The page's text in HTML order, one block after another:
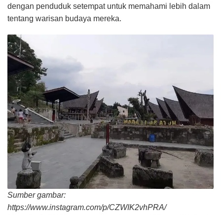
dengan penduduk setempat untuk memahami lebih dalam
tentang warisan budaya mereka.
Sumber gambar:
https://www.instagram.com/p/CZWIK2vhPRA/